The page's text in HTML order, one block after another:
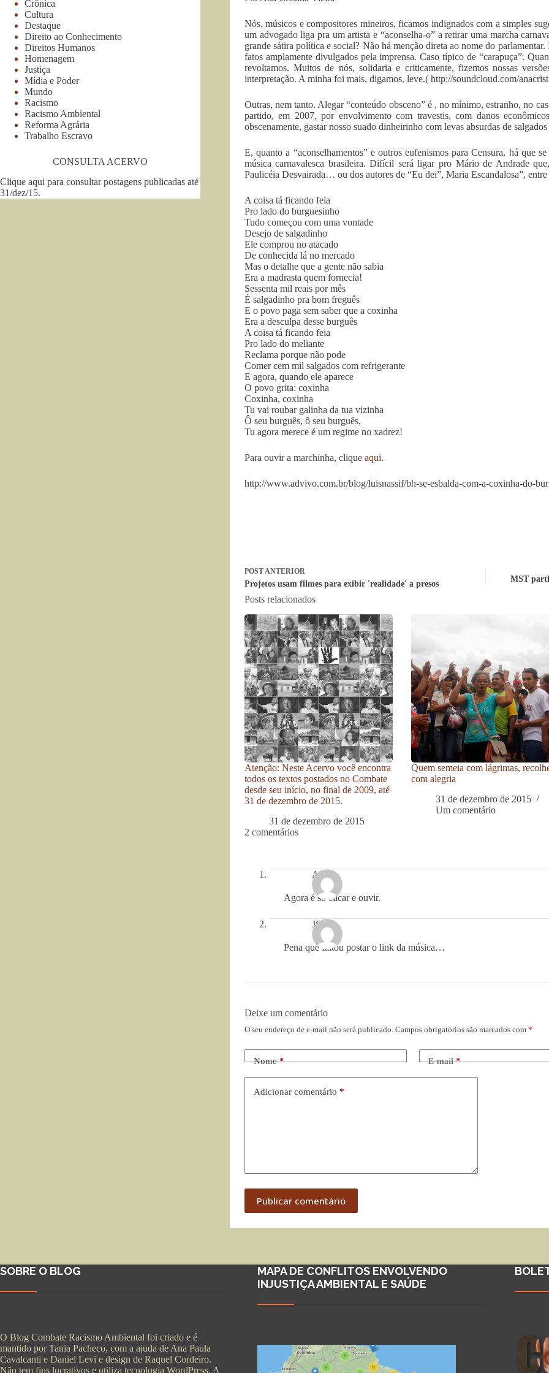
Nós, músicos e compositores mineiros, ficamos indignados com a simples
um advogado liga pra um artista e “aconselha-o” a retirar uma marcha
grande sátira política e social? Não há menção direta ao nome do
fatos amplamente divulgados pela imprensa. Caso típico de “carapuça”.
revoltamos. Muitos de nós, solidaria e criticamente, fizemos nossas
interpretação. A minha foi mais, digamos, leve.( http://soundcloud.com/
Outras, nem tanto. Alegar “conteúdo obsceno” é , no mínimo, estranho, no
partido, em 2007, por envolvimento com travestis, com danos
obscenamente, gastar nosso suado dinheirinho com levas absurdas de salgados
E, quanto a “aconselhamentos” e outros eufenismos para Censura, há que
música carnavalesca brasileira. Difícil será ligar pro Mário de Andrade
Paulicéia Desvairada… ou dos autores de “Eu dei”, Maria Escandalosa”,
A coisa tá ficando feia
Pro lado do burguesinho
Tudo começou com uma vontade
Desejo de salgadinho
Ele comprou no atacado
De conhecida lá no mercado
Mas o detalhe que a gente não sabia
Era a madrasta quem fornecia!
Sessenta mil reais por mês
É salgadinho pra bom freguês
E o povo paga sem saber que a coxinha
Era a desculpa desse burguês
A coisa tá ficando feia
Pro lado do meliante
Reclama porque não pode
Comer cem mil salgados com refrigerante
E agora, quando ele aparece
O povo grita: coxinha
Coxinha, coxinha
Tu vai roubar galinha da tua vizinha
Ô seu burguês, ô seu burguês,
Tu agora merece é um regime no xadrez!
Para ouvir a marchinha, clique aqui.
http://www.advivo.com.br/blog/luisnassif/bh-se-esbalda-com-a-coxinha-do-
POSTANTERIOR
Projetos usam filmes para exibir 'realidade' a presos
MST
Posts relacionados
Atenção: Neste Acervo você encontra
todos os textos postados no Combate
desde seu início, no final de 2009, até
31 de dezembro de 2015.
31 de dezembro de 2015
Quem semeia com lágrimas,
com alegria
31 de dezembro de 2015
Um comentário
2 comentários
AP
Agora é só clicar e ouvir.
JC
Pena que faltou postar o link da música…
Deixe um comentário
O seu endereço de e-mail não será publicado. Campos obrigatórios são marcados com *
Nome* E-mail*
Adicionar comentário *
Publicar comentário
Crônica
Cultura
Destaque
Direito ao Conhecimento
Direitos Humanos
Homenagem
Justiça
Mídia e Poder
Mundo
Racismo
Racismo Ambiental
Reforma Agrária
Trabalho Escravo
CONSULTA ACERVO
Clique aqui para consultar postagens publicadas até
31/dez/15.
SOBRE O BLOG
O Blog Combate Racismo Ambiental foi criado e é
mantido por Tania Pacheco, com a ajuda de Ana Paula
Cavalcanti e Daniel Levi e design de Raquel Cordeiro.
Não tem fins lucrativos e utiliza tecnologia WordPress. A
MAPA DE CONFLITOS ENVOLVENDO
INJUSTIÇA AMBIENTAL E SAÚDE